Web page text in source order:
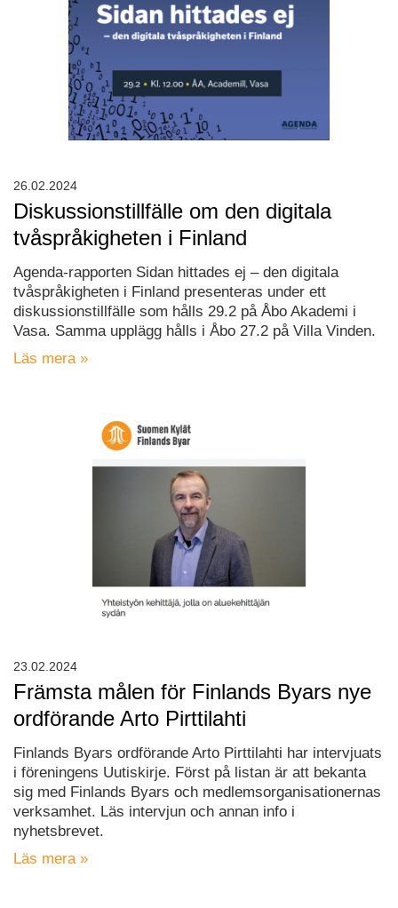
Diskussionstillfälle om den digitala
tvåspråkigheten i Finland
Agenda-rapporten Sidan hittades ej – den digitala
tvåspråkigheten i Finland presenteras under ett
diskussionstillfälle som hålls 29.2 på Åbo Akademi i
Vasa. Samma upplägg hålls i Åbo 27.2 på Villa Vinden.
Läs mera »
26.02.2024
Främsta målen för Finlands Byars nye
ordförande Arto Pirttilahti
Finlands Byars ordförande Arto Pirttilahti har intervjuats
i föreningens Uutiskirje. Först på listan är att bekanta
sig med Finlands Byars och medlemsorganisationernas
verksamhet. Läs intervjun och annan info i
nyhetsbrevet.
Läs mera »
23.02.2024